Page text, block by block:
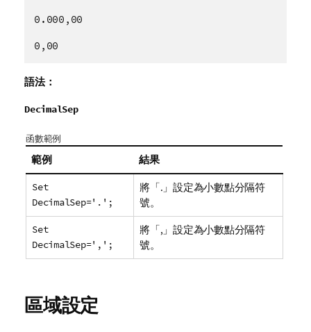
0.000,00
0,00
語法：
DecimalSep
函數範例
範例 結果
Set
DecimalSep='.';
將「.」設定為小數點分隔符
號。
Set
DecimalSep=',';
將「,」設定為小數點分隔符
號。
區域設定